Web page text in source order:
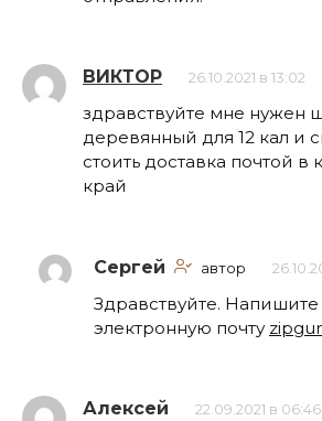
ВИКТОР 26.10.2021 в 13:02
здравствуйте мне нужен
деревянный для 12 кал и
стоить доставка почтой в
край
Сергей автор
Здравствуйте. Напишите
электронную почту
Алексей 22.09.2021 в 06:46